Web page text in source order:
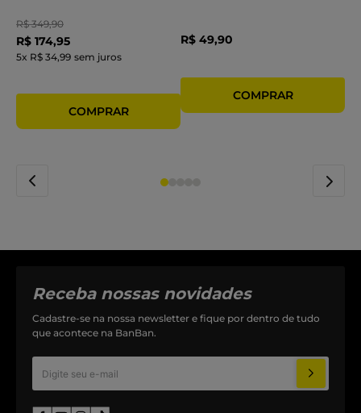
R$ 349,90
R$ 174,95
5x R$ 34,99 sem juros
R$ 49,90
Receba nossas novidades
Cadastre-se na nossa newsletter e fique por dentro de tudo
que acontece na BanBan.